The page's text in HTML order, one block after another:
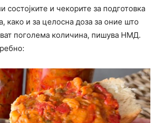
состојките и чекорите за подготовка
како и за целосна доза за оние што
поголема количина, пишува НМД.